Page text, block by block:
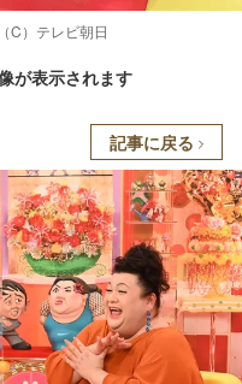
C）テレビ朝日
が表示されます
記事に戻る